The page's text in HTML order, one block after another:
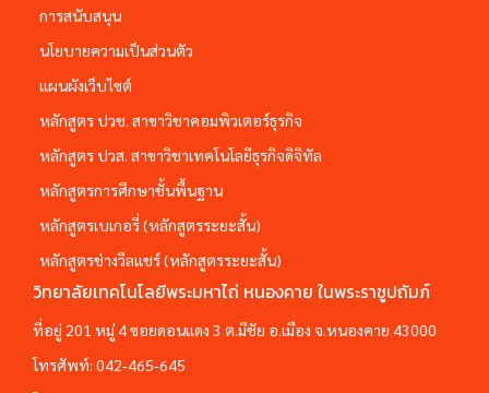
การสนับสนุน
นโยบายความเป็นส่วนตัว
แผนผังเว็บไซต์
หลักสูตร ปวช. สาขาวิชาคอมพิวเตอร์ธุรกิจ
หลักสูตร ปวส. สาขาวิชาเทคโนโลยีธุรกิจดิจิทัล
หลักสูตรการศึกษาชั้นพื้นฐาน
หลักสูตรเบเกอรี่ (หลักสูตรระยะสั้น)
หลักสูตรช่างวีลแชร์ (หลักสูตรระยะสั้น)
วิทยาลัยเทคโนโลยีพระมหาไถ่ หนองคาย ในพระราชูปถัมภ์
ที่อยู่ 201 หมู่ 4 ซอยดอนแดง 3 ต.มีชัย อ.เมือง จ.หนองคาย 43000
โทรศัพท์: 042-465-645